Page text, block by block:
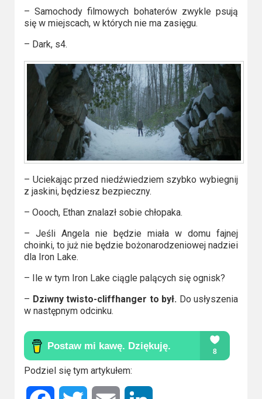
– Samochody filmowych bohaterów zwykle psują
się w miejscach, w których nie ma zasięgu.
– Dark, s4.
– Uciekając przed niedźwiedziem szybko wybiegnij
z jaskini, będziesz bezpieczny.
– Oooch, Ethan znalazł sobie chłopaka.
– Jeśli Angela nie będzie miała w domu fajnej
choinki, to już nie będzie bożonarodzeniowej nadziei
dla Iron Lake.
– Ile w tym Iron Lake ciągle palących się ognisk?
– Dziwny twisto-cliffhanger to był. Do usłyszenia
w następnym odcinku.
Podziel się tym artykułem: